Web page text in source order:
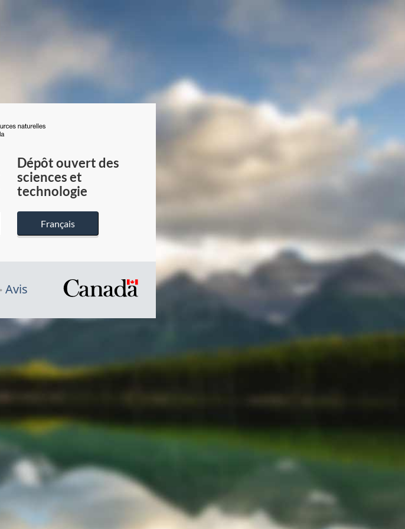
du
Canada
Dépôt ouvert des
sciences et
technologie
Français
Avis
/
gouvernement
du